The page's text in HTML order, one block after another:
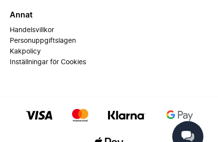
Annat
Handelsvillkor
Personuppgiftslagen
Kakpolicy
Inställningar för Cookies